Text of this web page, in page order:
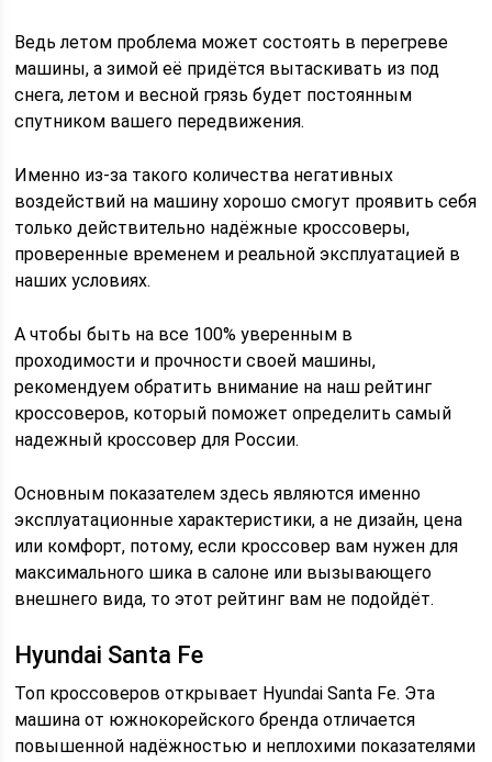
Ведь летом проблема может состоять в перегреве
машины, а зимой её придётся вытаскивать из под
снега, летом и весной грязь будет постоянным
спутником вашего передвижения.
Именно из-за такого количества негативных
воздействий на машину хорошо смогут проявить себя
только действительно надёжные кроссоверы,
проверенные временем и реальной эксплуатацией в
наших условиях.
А чтобы быть на все 100% уверенным в
проходимости и прочности своей машины,
рекомендуем обратить внимание на наш рейтинг
кроссоверов, который поможет определить самый
надежный кроссовер для России.
Основным показателем здесь являются именно
эксплуатационные характеристики, а не дизайн, цена
или комфорт, потому, если кроссовер вам нужен для
максимального шика в салоне или вызывающего
внешнего вида, то этот рейтинг вам не подойдёт.
Hyundai Santa Fe
Топ кроссоверов открывает Hyundai Santa Fe. Эта
машина от южнокорейского бренда отличается
повышенной надёжностью и неплохими показателями